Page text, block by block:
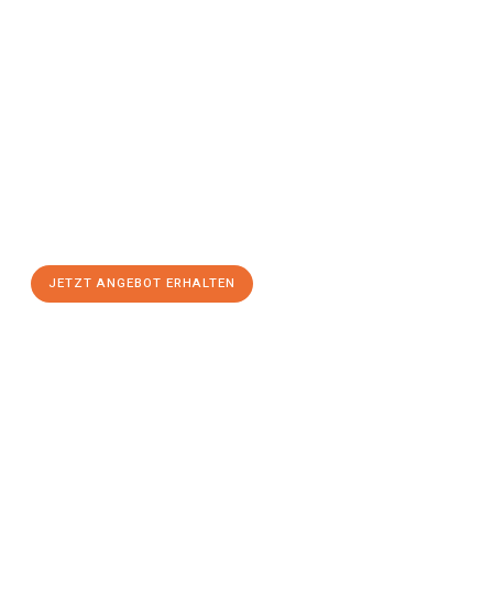
JETZT ANGEBOT ERHALTEN